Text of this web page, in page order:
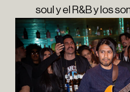
soul y el R&B y los